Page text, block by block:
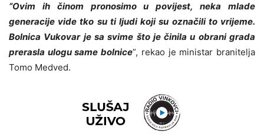
“Ovim ih činom pronosimo u povijest, neka mlade
generacije vide tko su ti ljudi koji su označili to vrijeme.
Bolnica Vukovar je sa svime što je činila u obrani grada
prerasla ulogu same bolnice”, rekao je ministar branitelja
Tomo Medved.